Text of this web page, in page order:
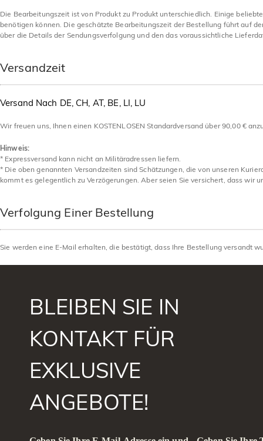
Die Bearbeitungszeit ist von Produkt zu Produkt unterschiedlich. Einige
benötigen können. Die geschätzte Bearbeitungszeit der Bestellung führt auf
über die Details der Sendungsverfolgung und den das voraussichtliche
Versandzeit
Versand Nach DE, CH, AT, BE, LI, LU
Wir freuen uns, Ihnen einen KOSTENLOSEN Standardversand über 90,00 €
Hinweis:
* Expressversand kann nicht an Militäradressen liefern.
* Die oben genannten Versandzeiten sind Schätzungen, die von unseren
kommt es gelegentlich zu Verzögerungen. Aber seien Sie versichert, dass wir
Verfolgung Einer Bestellung
Sie werden eine E-Mail erhalten, die bestätigt, dass Ihre Bestellung versandt
BLEIBEN SIE IN
KONTAKT FÜR
EXKLUSIVE
ANGEBOTE!